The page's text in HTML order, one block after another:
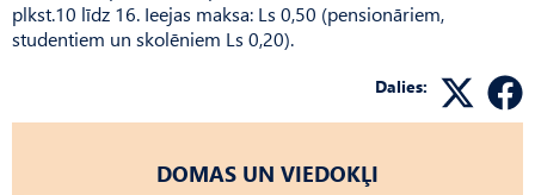
plkst.10 līdz 16. Ieejas maksa: Ls 0,50 (pensionāriem,
studentiem un skolēniem Ls 0,20).
Dalies:
DOMAS UN VIEDOKĻI